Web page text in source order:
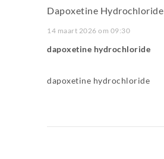
Dapoxetine Hydrochloride
14 maart 2026 om 09:30
dapoxetine hydrochloride
dapoxetine hydrochloride